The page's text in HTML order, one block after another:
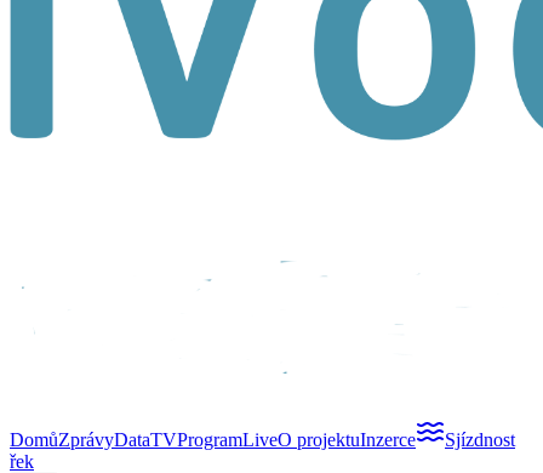
DomůZprávyDataTVProgramLiveO projektuInzerce
Sjízdnost
řek